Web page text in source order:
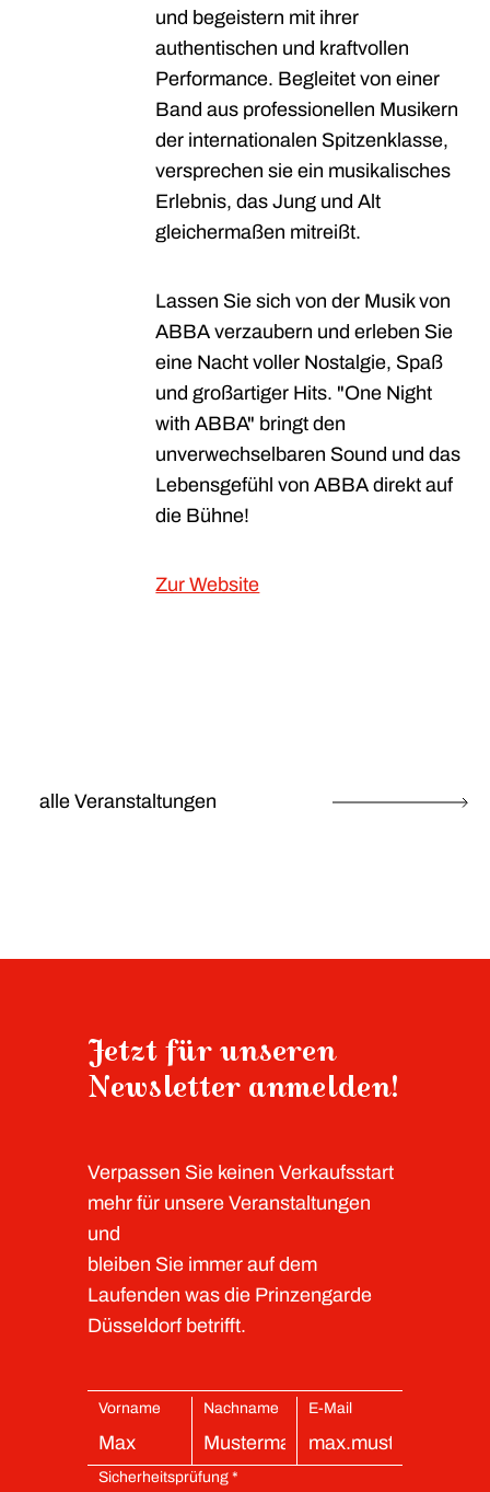
und begeistern mit ihrer
authentischen und kraftvollen
Performance. Begleitet von einer
Band aus professionellen Musikern
der internationalen Spitzenklasse,
versprechen sie ein musikalisches
Erlebnis, das Jung und Alt
gleichermaßen mitreißt.
Lassen Sie sich von der Musik von
ABBA verzaubern und erleben Sie
eine Nacht voller Nostalgie, Spaß
und großartiger Hits. "One Night
with ABBA" bringt den
unverwechselbaren Sound und das
Lebensgefühl von ABBA direkt auf
die Bühne!
Zur Website
alle Veranstaltungen
Jetzt für unseren
Newsletter anmelden!
Verpassen Sie keinen Verkaufsstart
mehr für unsere Veranstaltungen
und
bleiben Sie immer auf dem
Laufenden was die Prinzengarde
Düsseldorf betrifft.
Vorname Nachname E-Mail
Sicherheitsprüfung *